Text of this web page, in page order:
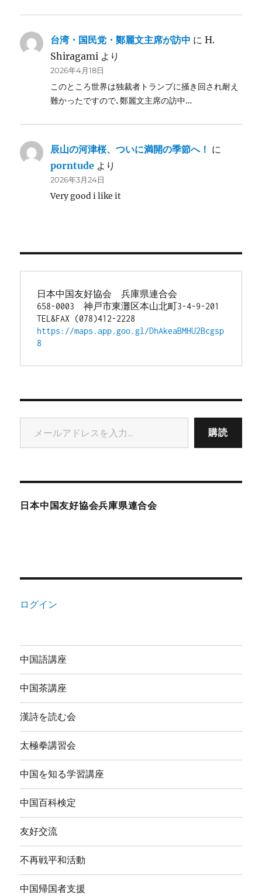
台湾・国民党・鄭麗文主席が訪中 にH.
Shiragami より
2026年4月18日
このところ世界は独裁者トランプに掻き回され耐え
難かったですので､鄭麗文主席の訪中…
辰山の河津桜、ついに満開の季節へ！ に
porntude より
2026年3月24日
Very good i like it
日本中国友好協会　兵庫県連合会
658-0003　神戸市東灘区本山北町3-4-9-201
TEL&FAX (078)412-2228
https://maps.app.goo.gl/DhAkeaBMHU2Bcgsp
8
メールアドレスを入力...
購読
日本中国友好協会兵庫県連合会
ログイン
中国語講座
中国茶講座
漢詩を読む会
太極拳講習会
中国を知る学習講座
中国百科検定
友好交流
不再戦平和活動
中国帰国者支援